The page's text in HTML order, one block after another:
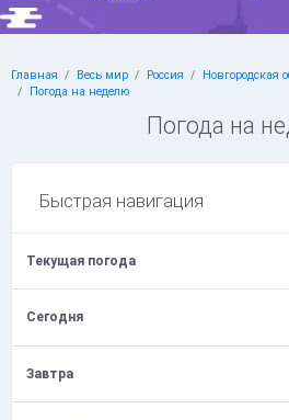
Главная Весь мир Россия Новгородская
Погода на неделю
Погода на
Быстрая навигация
Текущая погода
Сегодня
Завтра